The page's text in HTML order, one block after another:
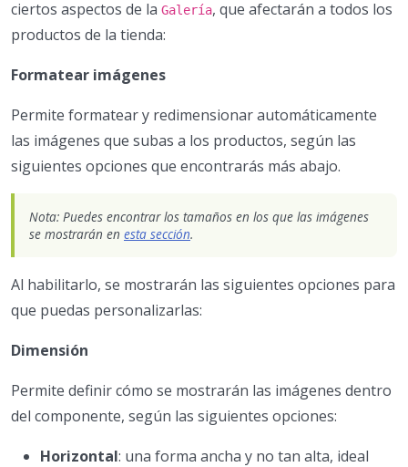
ciertos aspectos de la Galería, que afectarán a todos los
productos de la tienda:
Formatear imágenes
Permite formatear y redimensionar automáticamente
las imágenes que subas a los productos, según las
siguientes opciones que encontrarás más abajo.
Nota: Puedes encontrar los tamaños en los que las imágenes
se mostrarán en esta sección.
Al habilitarlo, se mostrarán las siguientes opciones para
que puedas personalizarlas:
Dimensión
Permite definir cómo se mostrarán las imágenes dentro
del componente, según las siguientes opciones:
Horizontal: una forma ancha y no tan alta, ideal